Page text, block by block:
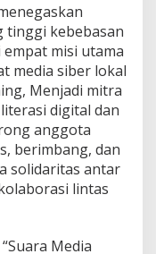
tinggi kebebasan
misi utama
media siber lokal
Menjadi mitra
digital dan
anggota
berimbang, dan
solidaritas antar
lintas
Media